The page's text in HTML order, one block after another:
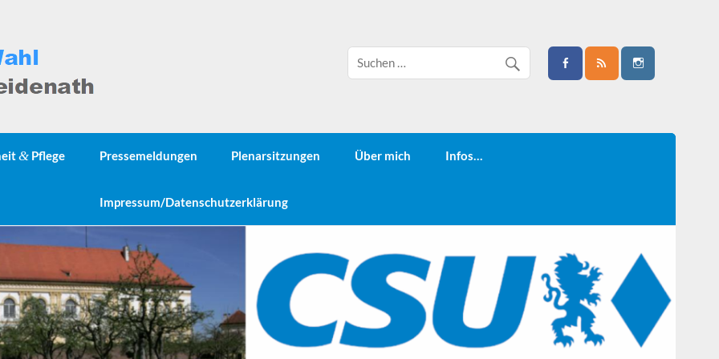
& Pflege Pressemeldungen Plenarsitzungen Über mich Infos…
Impressum/Datenschutzerklärung